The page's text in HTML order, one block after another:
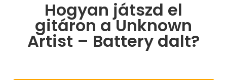
Hogyan játszd el
gitáron a Unknown
Artist – Battery dalt?